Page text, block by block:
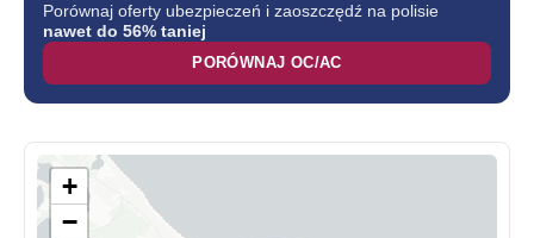
Porównaj oferty ubezpieczeń i zaoszczędź na polisie
nawet do 56% taniej
PORÓWNAJ OC/AC
+
−